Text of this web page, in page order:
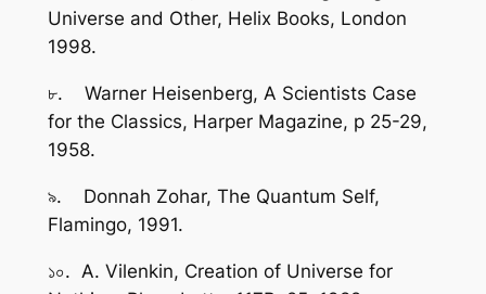
Universe and Other, Helix Books, London
1998.
৮. Warner Heisenberg, A Scientists Case
for the Classics, Harper Magazine, p 25-29,
1958.
৯. Donnah Zohar, The Quantum Self,
Flamingo, 1991.
১০. A. Vilenkin, Creation of Universe for